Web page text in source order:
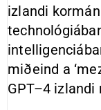
izlandi
miðeind a
GPT–4